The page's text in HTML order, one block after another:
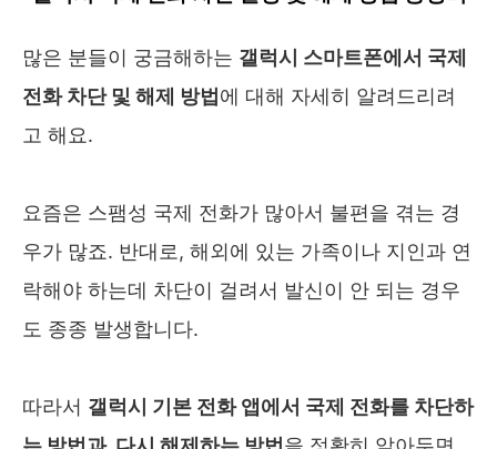
많은 분들이 궁금해하는 갤럭시 스마트폰에서 국제
전화 차단 및 해제 방법 에 대해 자세히 알려드리려
고 해요.
요즘은 스팸성 국제 전화가 많아서 불편을 겪는 경
우가 많죠. 반대로, 해외에 있는 가족이나 지인과 연
락해야 하는데 차단이 걸려서 발신이 안 되는 경우
도 종종 발생합니다.
따라서 갤럭시 기본 전화 앱에서 국제 전화를 차단하